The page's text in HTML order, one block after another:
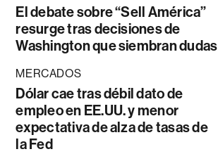
El debate sobre “Sell América”
resurge tras decisiones de
Washington que siembran dudas
MERCADOS
Dólar cae tras débil dato de
empleo en EE.UU. y menor
expectativa de alza de tasas de
la Fed